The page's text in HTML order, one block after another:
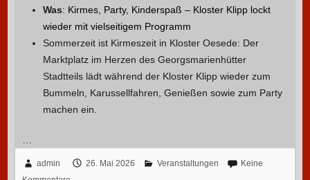
Was: Kirmes, Party, Kinderspaß – Kloster Klipp lockt
wieder mit vielseitigem Programm
Sommerzeit ist Kirmeszeit in Kloster Oesede: Der
Marktplatz im Herzen des Georgsmarienhütter
Stadtteils lädt während der Kloster Klipp wieder zum
Bummeln, Karussellfahren, Genießen sowie zum Party
machen ein.
…
admin 26. Mai 2026 Veranstaltungen
Keine